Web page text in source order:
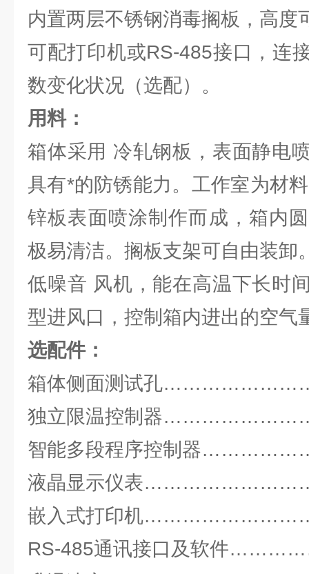
内置两层不锈钢消毒搁板，高度
可配打印机或RS-485接口，连
数变化状况（选配）。
用料：
箱体采用 冷轧钢板，表面静电
具有*的防锈能力。工作室为材
锌板表面喷涂制作而成，箱内
极易清洁。搁板支架可自由装卸
低噪音 风机，能在高温下长时
型进风口，控制箱内进出的空气
选配件：
箱体侧面测试孔
独立限温控制器
智能多段程序控制器
液晶显示仪表
嵌入式打印机
RS-485通讯接口及软件